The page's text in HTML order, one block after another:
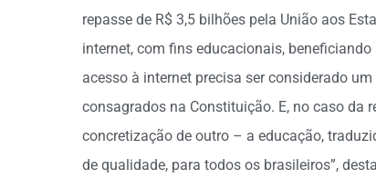
repasse de R$ 3,5 bilhões pela União aos
internet, com fins educacionais,
acesso à internet precisa ser considerado
consagrados na Constituição. E, no caso da
concretização de outro – a educação,
de qualidade, para todos os brasileiros”,